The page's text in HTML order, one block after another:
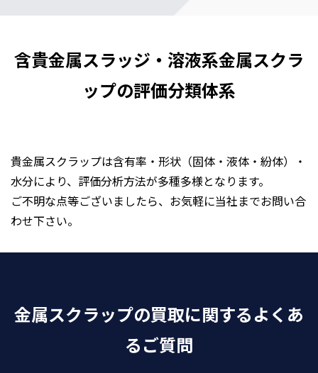
含貴金属スラッジ・溶液系金属スクラ
ップの評価分類体系
貴金属スクラップは含有率・形状（固体・液体・紛体）・
水分により、評価分析方法が多種多様となります。
ご不明な点等ございましたら、お気軽に当社までお問い合
わせ下さい。
金属スクラップの買取に関するよくあ
るご質問